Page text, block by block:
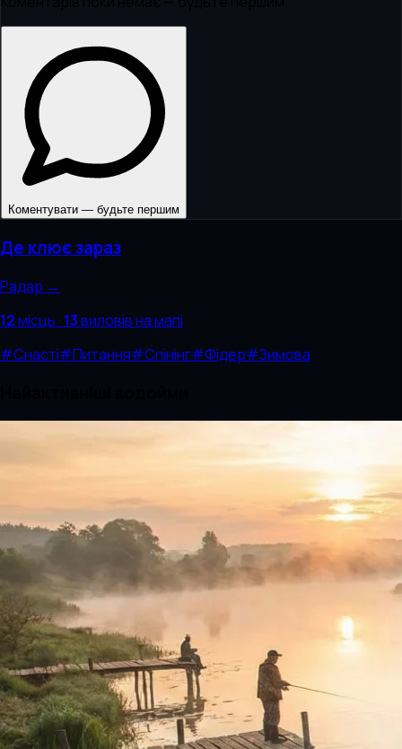
Коментувати — будьте першим
Де клює зараз
Радар →
12місць · 13виловівна мапі
#Снасті#Питання#Спінінг#Фідер#Зимова